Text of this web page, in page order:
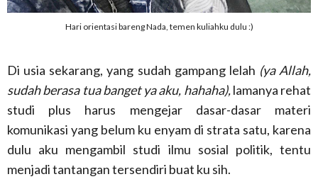
Hari orientasi bareng Nada, temen kuliahku dulu :)
Di usia sekarang, yang sudah gampang lelah (ya Allah,
sudah berasa tua banget ya aku, hahaha),lamanya rehat
studi plus harus mengejar dasar-dasar materi
komunikasi yang belum ku enyam di strata satu, karena
dulu aku mengambil studi ilmu sosial politik, tentu
menjadi tantangan tersendiri buat ku sih.